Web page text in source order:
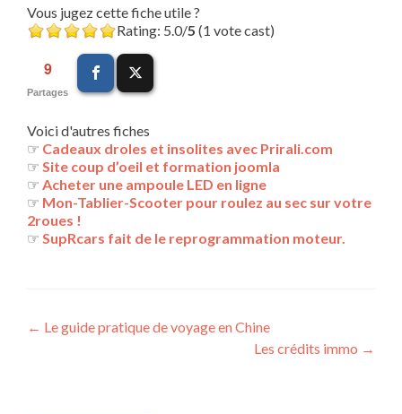
Vous jugez cette fiche utile ?
Rating: 5.0/5 (1 vote cast)
9
Partages
Voici d'autres fiches
☞ Cadeaux droles et insolites avec Prirali.com
☞ Site coup d’oeil et formation joomla
☞ Acheter une ampoule LED en ligne
☞ Mon-Tablier-Scooter pour roulez au sec sur votre
2roues !
☞ SupRcars fait de le reprogrammation moteur.
Navigation
← Le guide pratique de voyage en Chine
Les crédits immo →